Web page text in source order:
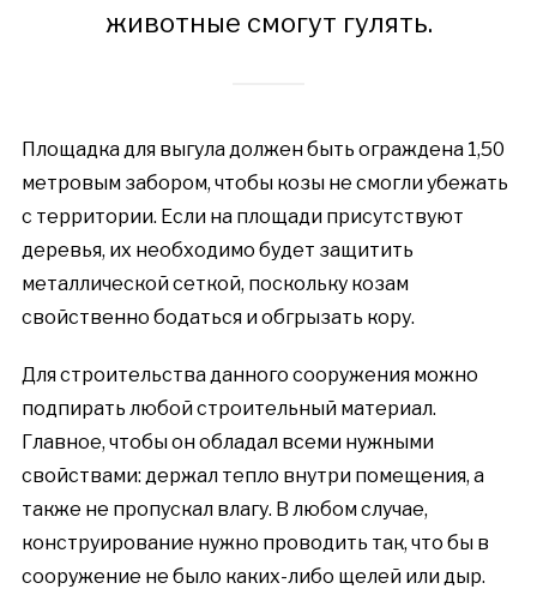
животные смогут гулять.
Площадка для выгула должен быть ограждена 1,50
метровым забором, чтобы козы не смогли убежать
с территории. Если на площади присутствуют
деревья, их необходимо будет защитить
металлической сеткой, поскольку козам
свойственно бодаться и обгрызать кору.
Для строительства данного сооружения можно
подпирать любой строительный материал.
Главное, чтобы он обладал всеми нужными
свойствами: держал тепло внутри помещения, а
также не пропускал влагу. В любом случае,
конструирование нужно проводить так, что бы в
сооружение не было каких-либо щелей или дыр.